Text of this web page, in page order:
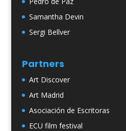
Samantha Devin
Sergi Bellver
Partners
Art Discover
Art Madrid
Asociación de Escritoras
ECU film festival